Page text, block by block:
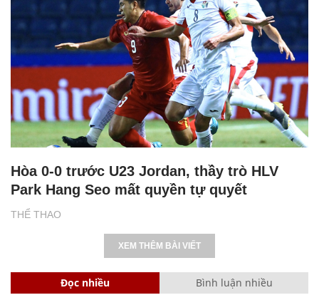
THỂ THAO
Hòa 0-0 trước U23 Jordan, thầy trò HLV
Park Hang Seo mất quyền tự quyết
XEM THÊM BÀI VIẾT
Đọc nhiều Bình luận nhiều